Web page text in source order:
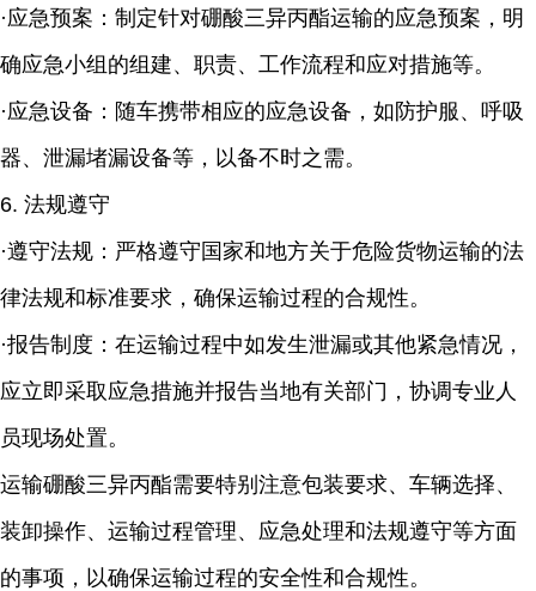
·应急预案：制定针对硼酸三异丙酯运输的应急预案，明
确应急小组的组建、职责、工作流程和应对措施等。
·应急设备：随车携带相应的应急设备，如防护服、呼吸
器、泄漏堵漏设备等，以备不时之需。
6. 法规遵守
·遵守法规：严格遵守国家和地方关于危险货物运输的法
律法规和标准要求，确保运输过程的合规性。
·报告制度：在运输过程中如发生泄漏或其他紧急情况，
应立即采取应急措施并报告当地有关部门，协调专业人
员现场处置。
运输硼酸三异丙酯需要特别注意包装要求、车辆选择、
装卸操作、运输过程管理、应急处理和法规遵守等方面
的事项，以确保运输过程的安全性和合规性。